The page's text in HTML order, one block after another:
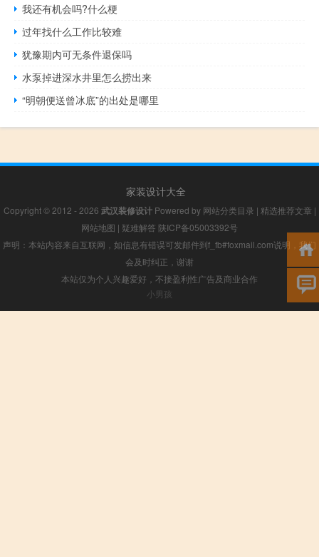
我还有机会吗?什么梗
过年找什么工作比较难
犹豫期内可无条件退保吗
水泵掉进深水井里怎么捞出来
“明朝便送曾冰底”的出处是哪里
家装设计大全
Copyright © 2012 - 2026 武汉装修设计Powered by 网站分类目录 | 精选推荐文章 |
网站地图 | 疑难解答 陕ICP备05003392号
声明：本站内容来自互联网，如信息有错误可发邮件到f_fb#foxmail.com说明，我们
会及时纠正，谢谢
本站仅为个人兴趣爱好，不接盈利性广告及商业合作
小男孩